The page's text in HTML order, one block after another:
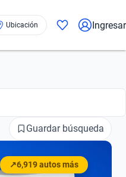
Ubicación Ingresar
Guardar búsqueda
↗6,919 autos más